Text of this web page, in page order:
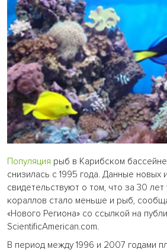
Популяция рыб в Карибском
снизилась с 1995 года. Данные новых
свидетельствуют о том, что за 30
кораллов стало меньше и рыб,
«Нового Региона» со ссылкой на
ScientificAmerican.com.
В период между 1996 и 2007 годами